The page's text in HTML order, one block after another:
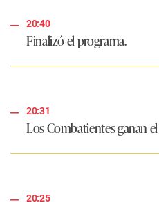
20:40
Finalizó el programa.
20:31
Los Combatientes ganan
20:25